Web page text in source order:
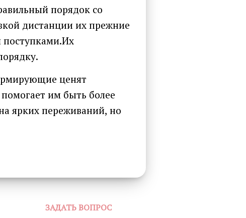
порядок со
дистанции их прежние
ценят
им быть более
ярких переживаний, но
ЗАДАТЬ ВОПРОС